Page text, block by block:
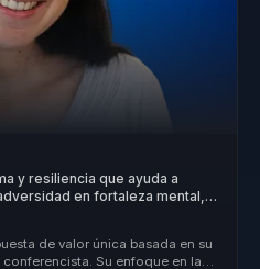
y resiliencia que ayuda a
en fortaleza mental,
de valor única basada en su
Su enfoque en la